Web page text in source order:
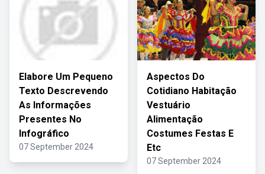
Elabore Um Pequeno
Texto Descrevendo
As Informações
Presentes No
Infográfico
07 September 2024
Aspectos Do
Cotidiano Habitação
Vestuário
Alimentação
Costumes Festas E
Etc
07 September 2024